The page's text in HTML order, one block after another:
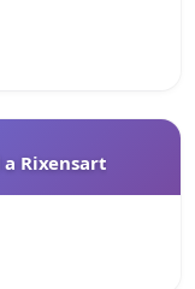
Rixensart